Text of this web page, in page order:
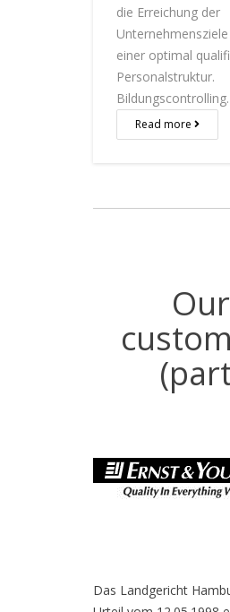
die Erreichung der
einer optimal
Personalstruktur.
Read more
Our
Das Landgericht